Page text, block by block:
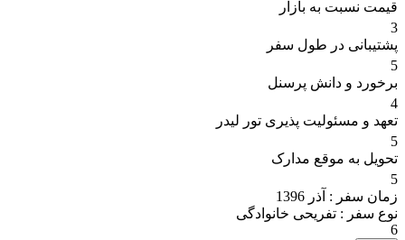
قیمت نسبت به بازار
3
پشتیبانی در طول سفر
5
برخورد و دانش پرسنل
4
تعهد و مسئولیت پذیری تور لیدر
5
تحویل به موقع مدارک
5
زمان سفر : آذر 1396
نوع سفر : تفریحی خانوادگی
6